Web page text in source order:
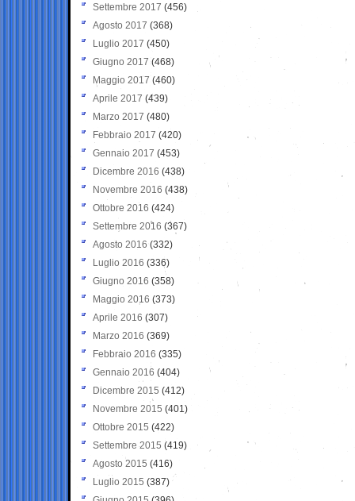
Settembre 2017 (456)
Agosto 2017 (368)
Luglio 2017 (450)
Giugno 2017 (468)
Maggio 2017 (460)
Aprile 2017 (439)
Marzo 2017 (480)
Febbraio 2017 (420)
Gennaio 2017 (453)
Dicembre 2016 (438)
Novembre 2016 (438)
Ottobre 2016 (424)
Settembre 2016 (367)
Agosto 2016 (332)
Luglio 2016 (336)
Giugno 2016 (358)
Maggio 2016 (373)
Aprile 2016 (307)
Marzo 2016 (369)
Febbraio 2016 (335)
Gennaio 2016 (404)
Dicembre 2015 (412)
Novembre 2015 (401)
Ottobre 2015 (422)
Settembre 2015 (419)
Agosto 2015 (416)
Luglio 2015 (387)